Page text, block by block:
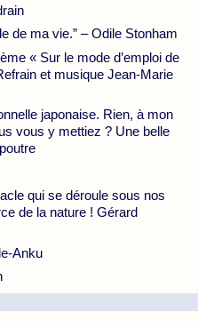
de ma vie.” – Odile Stonham
« Sur le mode d’emploi de
et musique Jean-Marie
japonaise. Rien, à mon
vous y mettiez ? Une belle
qui se déroule sous nos
de la nature ! Gérard
Anku